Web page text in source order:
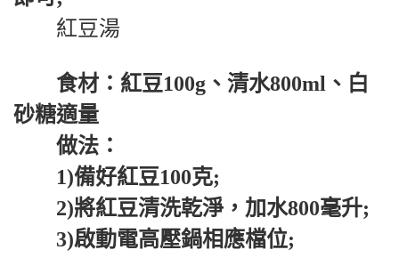
紅豆湯
食材：紅豆100g、清水800ml、白
砂糖適量
做法：
1)備好紅豆100克;
2)將紅豆清洗乾淨，加水800毫升;
3)啟動電高壓鍋相應檔位;